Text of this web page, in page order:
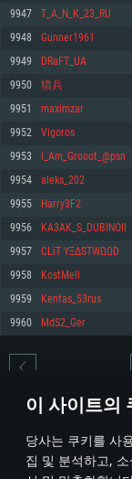
이 사이트의
당사는 쿠키를 사
집 및 분석하고,
최소사양
운영체제: Windows 10
프로세서: 2.2 GHz 듀얼
메모리: 4GB
그래픽 카드: DirectX 11
GeForce GT 660. 최소
네트워크: 브로드밴드 인
여유 저장 공간: 22.1 GB
권장 사양
570 혹은 그 이상
여유 저장 공간: 62.2 GB
최소사양
운영체제: Mac OS Big
프로세서: 최소 2.2 GHz
메모리: 6 GB
그래픽 카드: Metal 을 지
능을 가지는 Mac 버전의
네트워크: 브로드밴드 인
여유 저장 공간: 22.1 GB
권장 사양
네트워크: 브로드밴드 인
여유 저장 공간: 62.2 GB
최소사양
운영체제: 64bit Linux 중
프로세서: 2.4 GHz 듀얼코
메모리: 4 GB
그래픽 카드: Vulkan 을
660 (6개월 미만) 혹은
원하는 AMD (6개월 미
네트워크: 브로드밴드 인
여유 저장 공간: 22.1 GB
권장 사양
운영체제: Ubuntu 20.04
프로세서: Intel Core i7
메모리: 16 GB
그래픽 카드: Vulkan 을
1060 (6개월 미만) 혹은
지원하는 AMD RX 570
여유 저장 공간: 62.2 GB
9947 T_A_N_K_23_RU
9948 Gunner1961
9949 DRaFT_UA
9950 猎兵
9951 maximzar
9952 Vigoros
9953 i_Am_Grooot_@psn
9954 aleks_202
9955 Harry3F2
9956 KA3AK_S_DUBINOII
9957 CLïT YΞΔSTWΩΩD
9958 KostMell
9959 Kentas_53rus
9960 MdS2_Ger
* 순위표는 매일 1회 갱